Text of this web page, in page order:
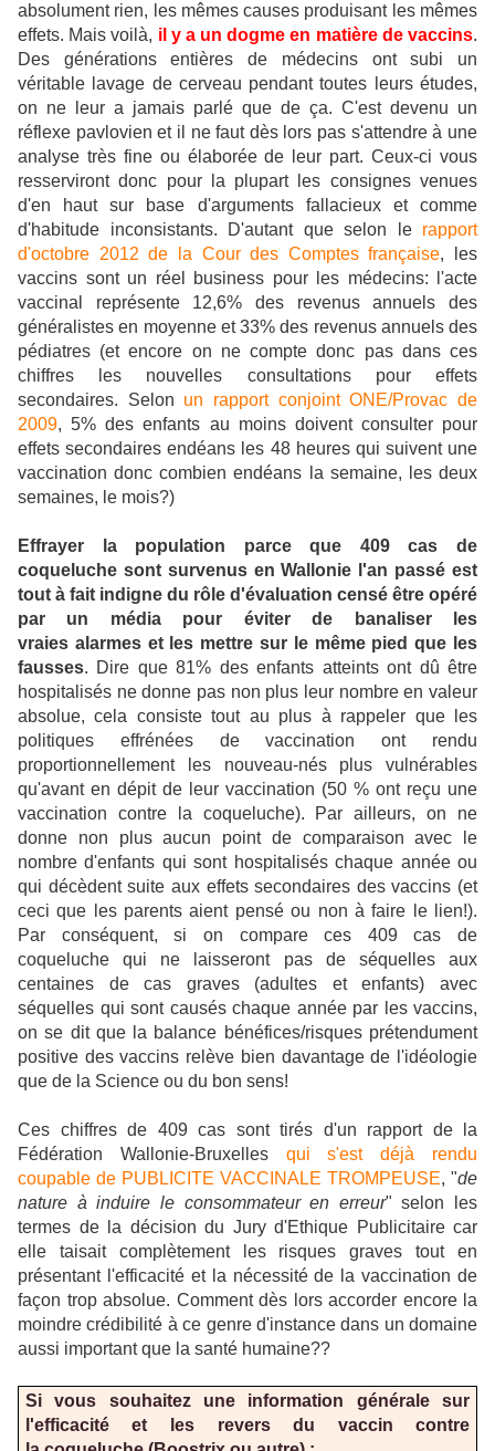
absolument rien, les mêmes causes produisant les mêmes
effets. Mais voilà, il y a un dogme en matière de vaccins.
Des générations entières de médecins ont subi un
véritable lavage de cerveau pendant toutes leurs études,
on ne leur a jamais parlé que de ça. C'est devenu un
réflexe pavlovien et il ne faut dès lors pas s'attendre à une
analyse très fine ou élaborée de leur part. Ceux-ci vous
resserviront donc pour la plupart les consignes venues
d'en haut sur base d'arguments fallacieux et comme
d'habitude inconsistants. D'autant que selon le rapport
d'octobre 2012 de la Cour des Comptes française, les
vaccins sont un réel business pour les médecins: l'acte
vaccinal représente 12,6% des revenus annuels des
généralistes en moyenne et 33% des revenus annuels des
pédiatres (et encore on ne compte donc pas dans ces
chiffres les nouvelles consultations pour effets
secondaires. Selon un rapport conjoint ONE/Provac de
2009, 5% des enfants au moins doivent consulter pour
effets secondaires endéans les 48 heures qui suivent une
vaccination donc combien endéans la semaine, les deux
semaines, le mois?)
Effrayer la population parce que 409 cas de
coqueluche sont survenus en Wallonie l'an passé est
tout à fait indigne du rôle d'évaluation censé être opéré
par un média pour éviter de banaliser les
vraies alarmes et les mettre sur le même pied que les
fausses. Dire que 81% des enfants atteints ont dû être
hospitalisés ne donne pas non plus leur nombre en valeur
absolue, cela consiste tout au plus à rappeler que les
politiques effrénées de vaccination ont rendu
proportionnellement les nouveau-nés plus vulnérables
qu'avant en dépit de leur vaccination (50 % ont reçu une
vaccination contre la coqueluche). Par ailleurs, on ne
donne non plus aucun point de comparaison avec le
nombre d'enfants qui sont hospitalisés chaque année ou
qui décèdent suite aux effets secondaires des vaccins (et
ceci que les parents aient pensé ou non à faire le lien!).
Par conséquent, si on compare ces 409 cas de
coqueluche qui ne laisseront pas de séquelles aux
centaines de cas graves (adultes et enfants) avec
séquelles qui sont causés chaque année par les vaccins,
on se dit que la balance bénéfices/risques prétendument
positive des vaccins relève bien davantage de l'idéologie
que de la Science ou du bon sens!
Ces chiffres de 409 cas sont tirés d'un rapport de la
Fédération Wallonie-Bruxelles qui s'est déjà rendu
coupable de PUBLICITE VACCINALE TROMPEUSE, "de
nature à induire le consommateur en erreur" selon les
termes de la décision du Jury d'Ethique Publicitaire car
elle taisait complètement les risques graves tout en
présentant l'efficacité et la nécessité de la vaccination de
façon trop absolue. Comment dès lors accorder encore la
moindre crédibilité à ce genre d'instance dans un domaine
aussi important que la santé humaine??
Si vous souhaitez une information générale sur
l'efficacité et les revers du vaccin contre